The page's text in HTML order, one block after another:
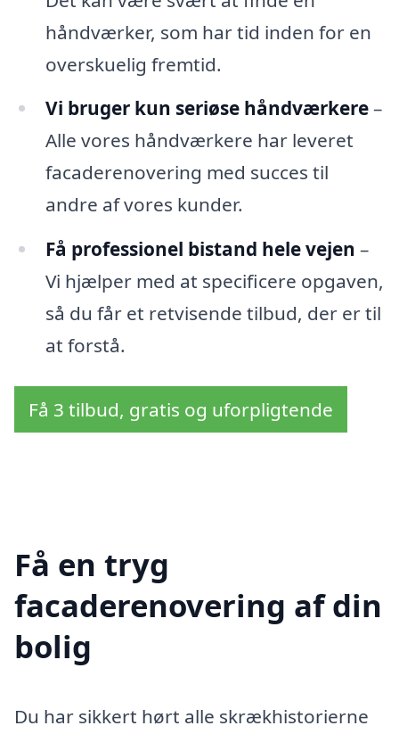
håndværker, som har tid inden for en
overskuelig fremtid.
Vi bruger kun seriøse håndværkere–
Alle vores håndværkere har leveret
facaderenovering med succes til
andre af vores kunder.
Få professionel bistand hele vejen –
Vi hjælper med at specificere opgaven,
så du får et retvisende tilbud, der er til
at forstå.
Få 3 tilbud, gratis og uforpligtende
Få en tryg
facaderenovering af din
bolig
Du har sikkert hørt alle skrækhistorierne